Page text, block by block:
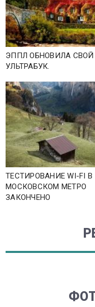
ЭППЛ ОБНОВИЛА СВОЙ
УЛЬТРАБУК.
ТЕСТИРОВАНИЕ WI-FI В
МОСКОВСКОМ МЕТРО
ЗАКОНЧЕНО